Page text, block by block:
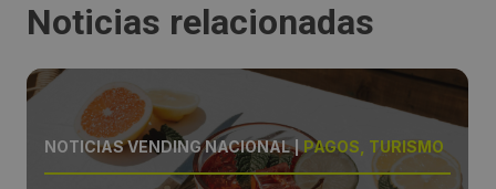
Noticias relacionadas
NOTICIAS VENDING NACIONAL|PAGOS, TURISMO